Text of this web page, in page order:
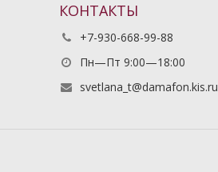
КОНТАКТЫ
+7-930-668-99-88
Пн—Пт 9:00—18:00
svetlana_t@damafon.kis.ru